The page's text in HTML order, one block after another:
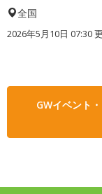
全国
2026年5月10日 07:30
GWイベント